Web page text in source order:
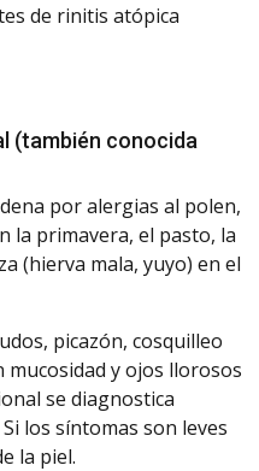
de rinitis atópica
(también conocida
por alergias al polen,
la primavera, el pasto, la
(hierva mala, yuyo) en el
picazón, cosquilleo
mucosidad y ojos llorosos
se diagnostica
Si los síntomas son leves
la piel.